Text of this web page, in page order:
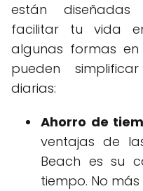
están diseñadas
facilitar tu vida
algunas formas
pueden
diarias:
Ahorro de
ventajas de
Beach es su
tiempo. No